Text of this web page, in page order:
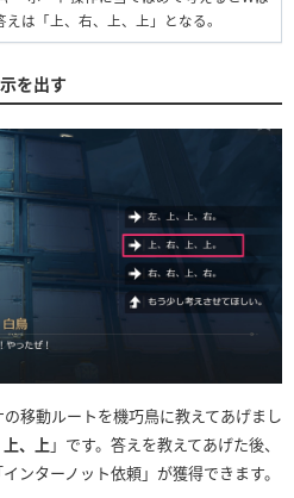
えは「上、右、上、上」となる。
を出す
移動ルートを機巧鳥に教えてあげまし
上、上 」です。答えを教えてあげた後、
ンターノット依頼」が獲得できます。